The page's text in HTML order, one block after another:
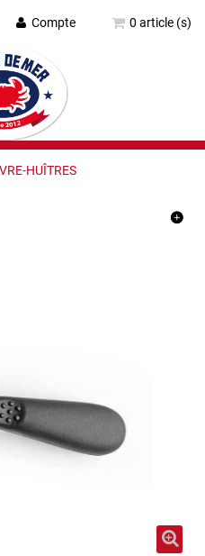
0 article (s)
Compte
HUÎTRES